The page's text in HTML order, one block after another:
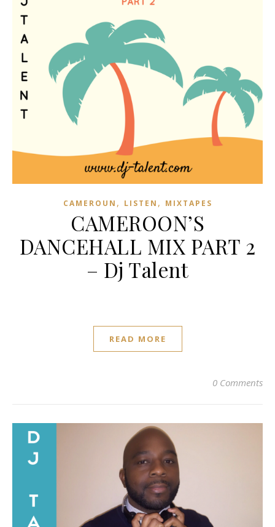
CAMEROUN , LISTEN , MIXTAPES
CAMEROON’S
DANCEHALL MIX PART 2
– Dj Talent
READ MORE
0 Comments